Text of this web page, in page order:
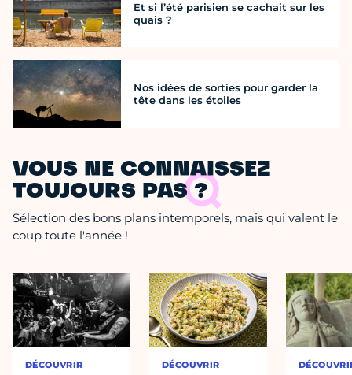
Et si l’été parisien se cachait sur les
quais ?
Nos idées de sorties pour garder la
tête dans les étoiles
VOUS NE CONNAISSEZ
TOUJOURS PAS ?
Sélection des bons plans intemporels, mais qui valent le
coup toute l'année !
DÉCOUVRIR DÉCOUVRIR